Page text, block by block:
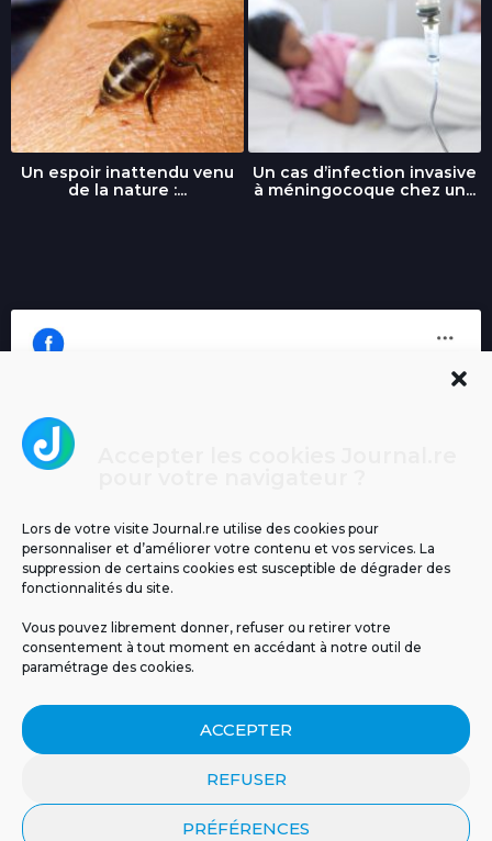
Lors de votre visite Journal.re utilise des cookies pour
personnaliser et d’améliorer votre contenu et vos services. La
suppression de certains cookies est susceptible de dégrader des
fonctionnalités du site.
Vous pouvez librement donner, refuser ou retirer votre
consentement à tout moment en accédant à notre outil de
paramétrage des cookies.
ACCEPTER
REFUSER
PRÉFÉRENCES
Un espoir inattendu venu
de la nature :...
Un cas d’infection invasive
à méningocoque chez un...
MENTIONS LÉGALES PUBLICITÉ
BLOG
NOS ÉMISSIONS
POLITIQUE DE CONFIDENTIALITÉ
CONTACT
© 2026 Tous droits réservés